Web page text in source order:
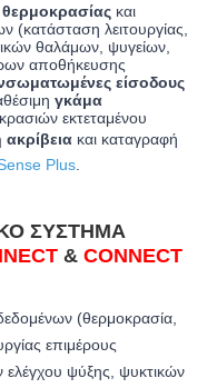
θερμοκρασίας και
(κατάσταση λειτουργίας,
θαλάμων, ψυγείων,
αποθήκευσης
είσοδους
γκάμα
εκτεταμένου
ακρίβεια και καταγραφή
Plus
ΣΎΣΤΗΜΑ
& CONNECT
(θερμοκρασία,
επιμέρους
ελέγχου ψύξης, ψυκτικών